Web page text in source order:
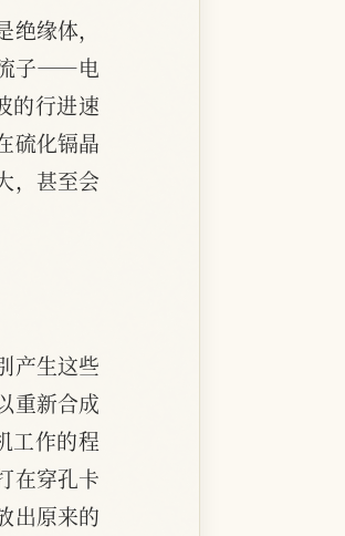
缘体，
流子——电
的行进速
硫化镉晶
，甚至会
产生这些
重新合成
工作的程
在穿孔卡
出原来的